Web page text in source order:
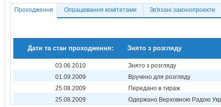
Проходження Опрацювання комітетами Зв'язані законопроекти
Дати та стан проходження: Знято з розгляду
03.06.2010
Знято з розгляду
01.09.2009
Вручено для розгляду
25.08.2009
Передано в тираж
25.08.2009
Одержано Верховною Радою